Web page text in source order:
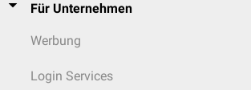
Für Unternehmen
Werbung
Login Services